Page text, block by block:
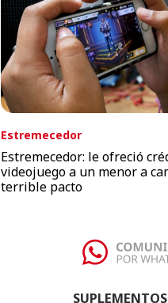
Estremecedor
Estremecedor: le ofreció
videojuego a un menor a
terrible pacto
SUPLEMENTOS